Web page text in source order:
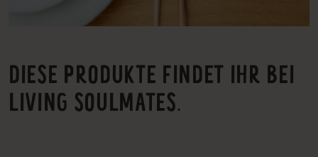
DIESE PRODUKTE FINDET IHR BEI
LIVING SOULMATES.